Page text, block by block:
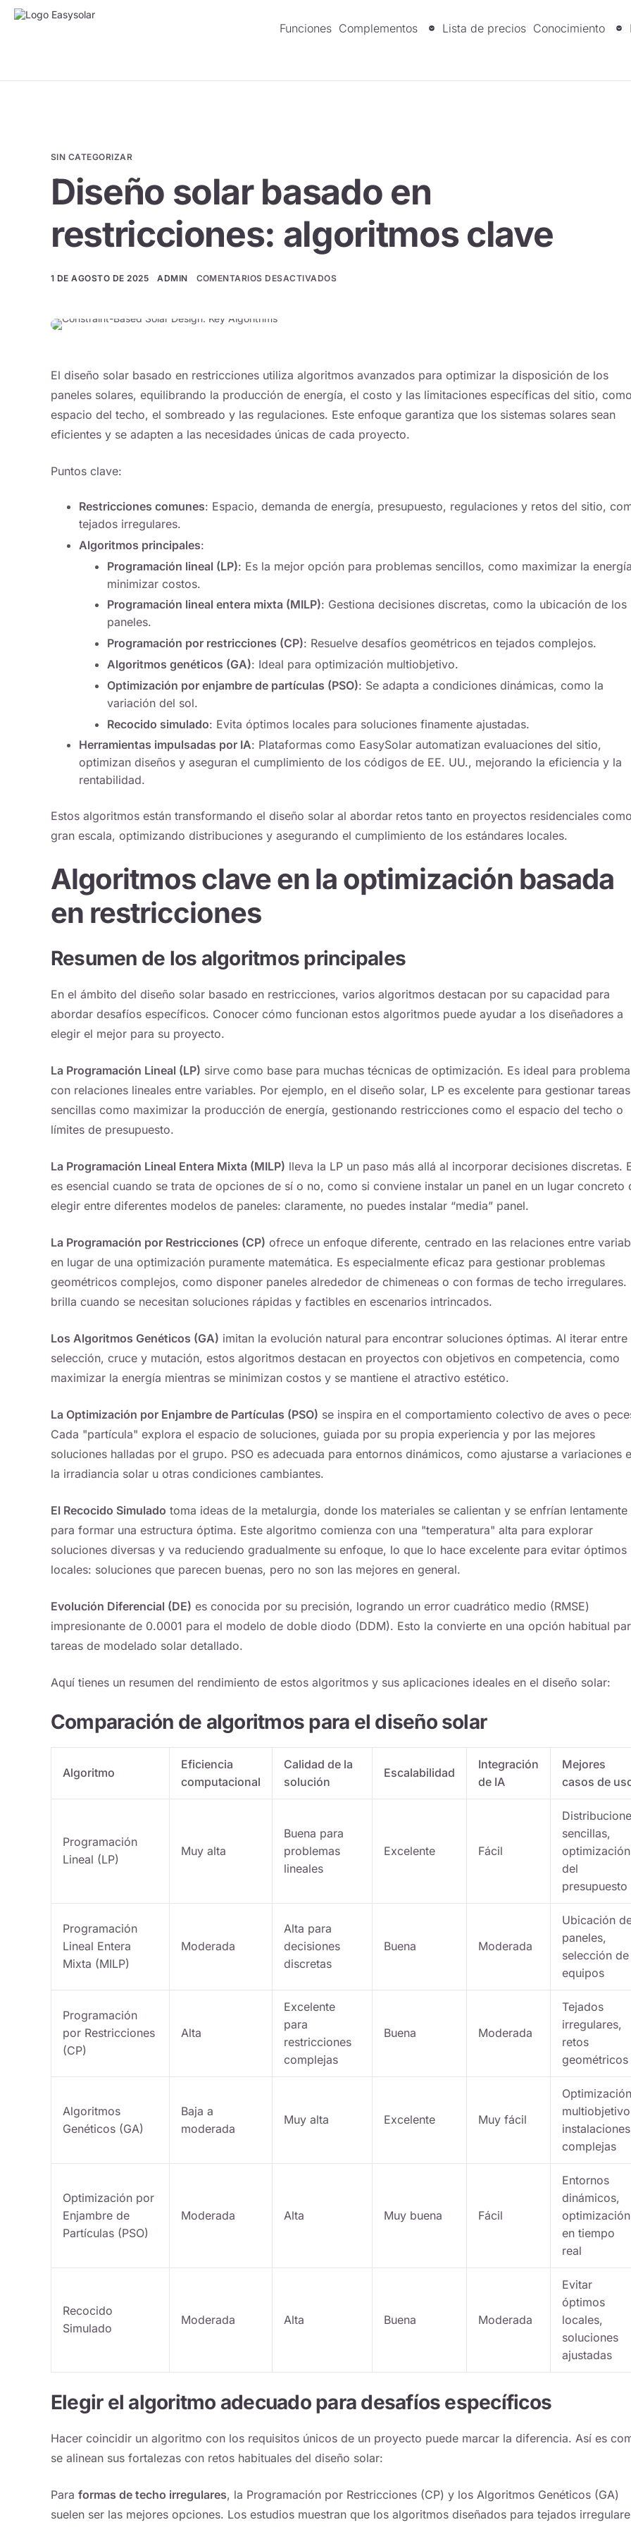
Funciones Complementos Lista de precios Conocimiento
SIN CATEGORIZAR
Diseño solar basado en
restricciones: algoritmos clave
1 DE AGOSTO DE 2025 ADMIN COMENTARIOS DESACTIVADOS
El diseño solar basado en restricciones utiliza algoritmos avanzados para optimizar la disposición de los
paneles solares, equilibrando la producción de energía, el costo y las limitaciones específicas del sitio,
espacio del techo, el sombreado y las regulaciones. Este enfoque garantiza que los sistemas solares sean
eficientes y se adapten a las necesidades únicas de cada proyecto.
Puntos clave:
Restricciones comunes: Espacio, demanda de energía, presupuesto, regulaciones y retos del sitio,
tejados irregulares.
Algoritmos principales:
Programación lineal (LP): Es la mejor opción para problemas sencillos, como maximizar la
minimizar costos.
Programación lineal entera mixta (MILP): Gestiona decisiones discretas, como la ubicación de los
paneles.
Programación por restricciones (CP): Resuelve desafíos geométricos en tejados complejos.
Algoritmos genéticos (GA): Ideal para optimización multiobjetivo.
Optimización por enjambre de partículas (PSO): Se adapta a condiciones dinámicas, como la
variación del sol.
Recocido simulado: Evita óptimos locales para soluciones finamente ajustadas.
Herramientas impulsadas por IA: Plataformas como EasySolar automatizan evaluaciones del sitio,
optimizan diseños y aseguran el cumplimiento de los códigos de EE. UU., mejorando la eficiencia y la
rentabilidad.
Estos algoritmos están transformando el diseño solar al abordar retos tanto en proyectos residenciales
gran escala, optimizando distribuciones y asegurando el cumplimiento de los estándares locales.
Algoritmos clave en la optimización basada
en restricciones
Resumen de los algoritmos principales
En el ámbito del diseño solar basado en restricciones, varios algoritmos destacan por su capacidad para
abordar desafíos específicos. Conocer cómo funcionan estos algoritmos puede ayudar a los diseñadores a
elegir el mejor para su proyecto.
La Programación Lineal (LP) sirve como base para muchas técnicas de optimización. Es ideal para
con relaciones lineales entre variables. Por ejemplo, en el diseño solar, LP es excelente para gestionar tareas
sencillas como maximizar la producción de energía, gestionando restricciones como el espacio del techo o
límites de presupuesto.
La Programación Lineal Entera Mixta (MILP) lleva la LP un paso más allá al incorporar decisiones discretas.
es esencial cuando se trata de opciones de sí o no, como si conviene instalar un panel en un lugar concreto
elegir entre diferentes modelos de paneles: claramente, no puedes instalar “media” panel.
La Programación por Restricciones (CP) ofrece un enfoque diferente, centrado en las relaciones entre
en lugar de una optimización puramente matemática. Es especialmente eficaz para gestionar problemas
geométricos complejos, como disponer paneles alrededor de chimeneas o con formas de techo irregulares.
brilla cuando se necesitan soluciones rápidas y factibles en escenarios intrincados.
Los Algoritmos Genéticos (GA) imitan la evolución natural para encontrar soluciones óptimas. Al iterar entre
selección, cruce y mutación, estos algoritmos destacan en proyectos con objetivos en competencia, como
maximizar la energía mientras se minimizan costos y se mantiene el atractivo estético.
La Optimización por Enjambre de Partículas (PSO) se inspira en el comportamiento colectivo de aves o
Cada "partícula" explora el espacio de soluciones, guiada por su propia experiencia y por las mejores
soluciones halladas por el grupo. PSO es adecuada para entornos dinámicos, como ajustarse a variaciones
la irradiancia solar u otras condiciones cambiantes.
El Recocido Simulado toma ideas de la metalurgia, donde los materiales se calientan y se enfrían lentamente
para formar una estructura óptima. Este algoritmo comienza con una "temperatura" alta para explorar
soluciones diversas y va reduciendo gradualmente su enfoque, lo que lo hace excelente para evitar óptimos
locales: soluciones que parecen buenas, pero no son las mejores en general.
Evolución Diferencial (DE) es conocida por su precisión, logrando un error cuadrático medio (RMSE)
impresionante de 0.0001 para el modelo de doble diodo (DDM). Esto la convierte en una opción habitual
tareas de modelado solar detallado.
Aquí tienes un resumen del rendimiento de estos algoritmos y sus aplicaciones ideales en el diseño solar:
Comparación de algoritmos para el diseño solar
Algoritmo
Eficiencia
computacional
Calidad de la
solución
Escalabilidad
Integración
de IA
Mejores
casos de
Programación
Lineal (LP)
Muy alta
Buena para
problemas
lineales
Excelente Fácil
sencillas,
optimización
del
presupuesto
Programación
Lineal Entera
Mixta (MILP)
Moderada
Alta para
decisiones
discretas
Buena Moderada
Ubicación
paneles,
selección de
equipos
Programación
por Restricciones
(CP)
Alta
Excelente
para
restricciones
complejas
Buena Moderada
Tejados
irregulares,
retos
geométricos
Algoritmos
Genéticos (GA)
Baja a
moderada
Muy alta Excelente Muy fácil
Optimización
instalaciones
complejas
Optimización por
Enjambre de
Partículas (PSO)
Moderada Alta Muy buena Fácil
Entornos
dinámicos,
optimización
en tiempo
real
Recocido
Simulado
Moderada Alta Buena Moderada
Evitar
óptimos
locales,
soluciones
ajustadas
Elegir el algoritmo adecuado para desafíos específicos
Hacer coincidir un algoritmo con los requisitos únicos de un proyecto puede marcar la diferencia. Así es
se alinean sus fortalezas con retos habituales del diseño solar:
Para formas de techo irregulares, la Programación por Restricciones (CP) y los Algoritmos Genéticos (GA)
suelen ser las mejores opciones. Los estudios muestran que los algoritmos diseñados para tejados